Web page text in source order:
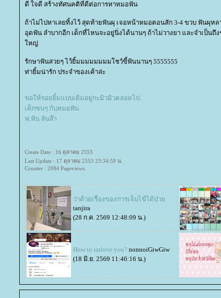
ดี ใจดี สร้างทัศนคติที่ดีต่อการหาหมอฟัน
ถ้าไม่ไปหาเลยทิ้งไว้ สุดท้ายฟันผุ เจอหน้าหมอตอนสัก 3-4 ขวบ ฟันผุห
อุดฟัน ลำบากอีก เด็กที่ไหนจะอยู่นิ่งได้นานๆ ถ้าไม่วางยา และจำเป็นถึ
หญ่
รักษาฟันสวยๆ ไว้ยิ้มมมมมมมมโชว์ขี้ฟันนานๆ 5555555
ท่ายิ้มน่ารัก ประจำของเค้าล่ะ
ขอให้รอยยิ้มแบบเดิมอยู่กะมิวมิวตลอดไป..
เด็กซนๆ กับหมอฟัน
ฟ.ฟัน ลั่นล๊า
Create Date : 16 ตุลาคม 2553
Last Update : 17 ตุลาคม 2553 23:34:59 น.
Counter : 2084 Pageviews.
ว่าด้วยเรื่องของการเจ็บไข้ได้ป่ว
tanjira
(28 ก.ค. 2569 12:48:09 น.)
How to unlove you? nonnoiGiwGiw
(18 มิ.ย. 2569 11:46:16 น.)